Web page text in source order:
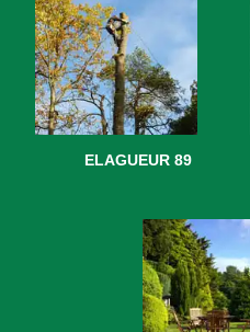
ELAGUEUR 89